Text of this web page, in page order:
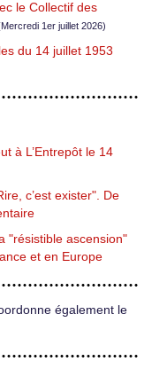
le Collectif des
1er juillet 2026)
du 14 juillet 1953
à L’Entrepôt le 14
c’est exister". De
"résistible ascension"
et en Europe
également le